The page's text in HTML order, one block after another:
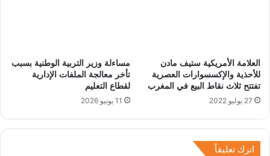
العلامة الأمريكية ستيف مادن
للأحذية والإكسسوارات العصرية
تفتتح ثلاث نقاط البيع في المغرب
27 يوليو 2022
مساءلة وزير التربية الوطنية بسبب
تأخر معالجة الملفات الإدارية
لقطاع التعليم
11 يونيو 2026
اترك تعليقاً